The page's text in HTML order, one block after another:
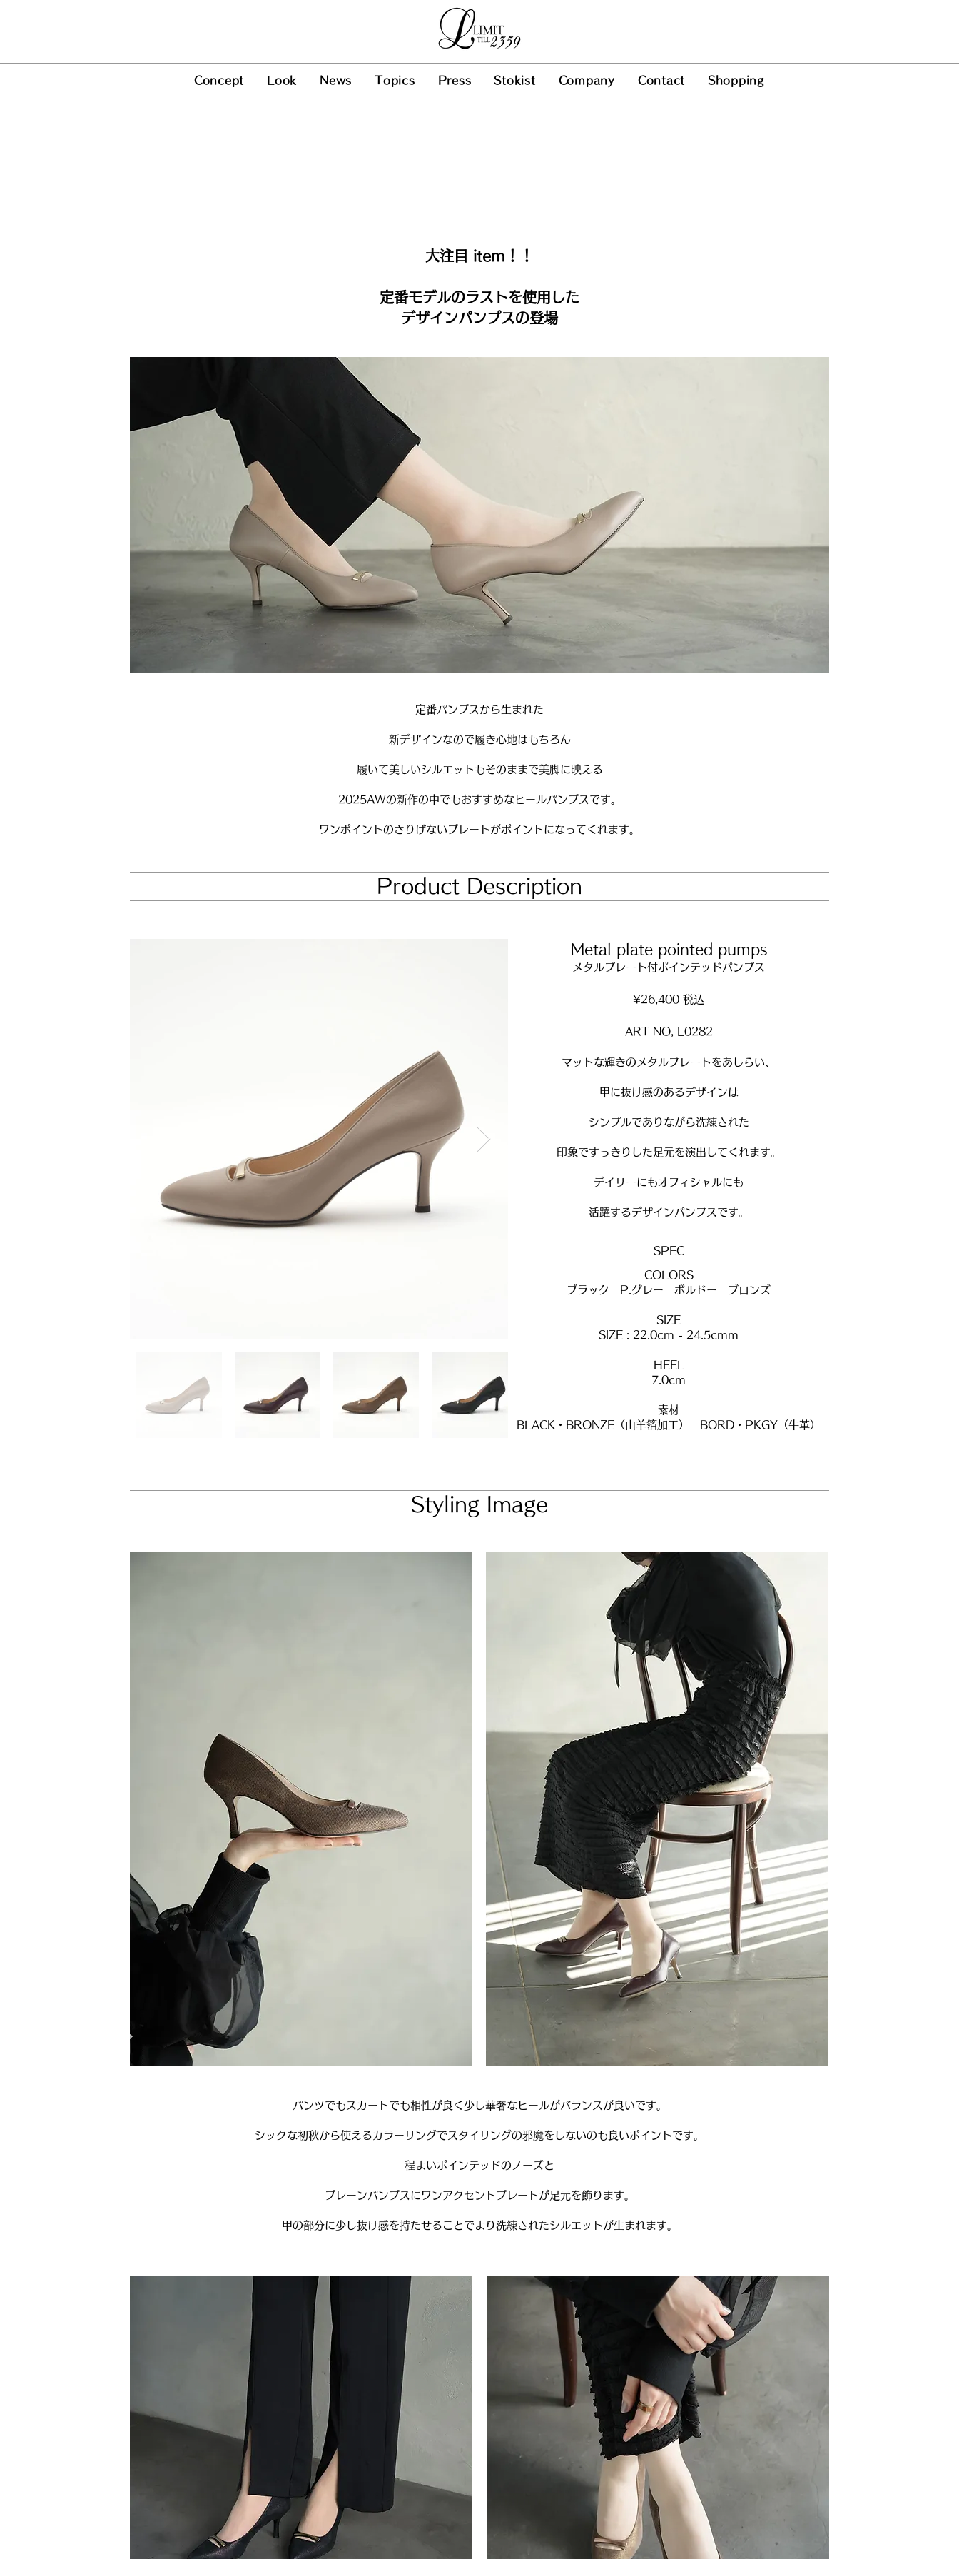
Concept Look News Topics Press Stokist Company Contact Shopping
大注目 item！！
定番モデルのラストを使用した
デザインパンプスの登場
定番パンプスから生まれた
新デザインなので履き心地はもちろん
履いて美しいシルエットもそのままで美脚に映える
2025AWの新作の中でもおすすめなヒールパンプスです。
​ワンポイントのさりげないプレートがポイントになってくれます。
​Product Description
Metal plate pointed pumps
メタルプレート付ポインテッドパンプス
¥26,400 税込
​ART NO, L0282
マットな輝きのメタルプレートをあしらい、
甲に抜け感のあるデザインは
シンプルでありながら洗練された
印象ですっきりした足元を演出してくれます。
デイリーにもオフィシャルにも
活躍するデザインパンプスです。
​SPEC
COLORS
ブラック P.グレー ボルドー ブロンズ
SIZE
SIZE : 22.0cm - 24.5cmm
HEEL
7.0cm
素材
BLACK・BRONZE（山羊箔加工） BORD・PKGY（牛革）
​Styling Image
パンツでもスカートでも相性が良く少し華奢なヒールがバランスが良いです。
シックな初秋から使えるカラーリングでスタイリングの邪魔をしないのも良いポイントです。
程よいポインテッドのノーズと
プレーンパンプスにワンアクセントプレートが足元を飾ります。
甲の部分に少し抜け感を持たせることでより洗練されたシルエットが生まれます。